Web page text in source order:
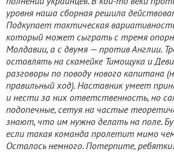
уровня наша сборная решила
Подкупает тактическая
который мо­жет сыграть с тремя
Молдавии, а с двумя — против Англии.
оставлять на скамейке Тимощука и
разговоры по поводу нового капитана
правильный ход). Наставник умеет
и нести за них ответственность, но
подопечные, сетуя на частые
знают, что им нужно де­лать на поле.
если та­кая команда пролетит мимо
Осталось не­много. Потерпите,